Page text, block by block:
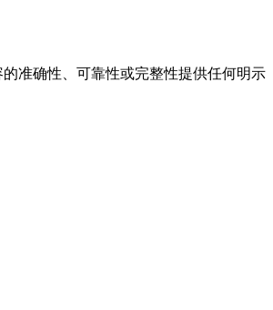
准确性、可靠性或完整性提供任何明示